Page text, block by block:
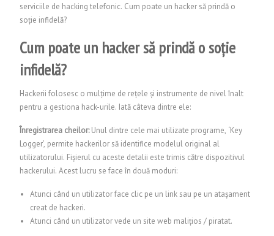
serviciile de hacking telefonic. Cum poate un hacker să prindă o
soție infidelă?
Cum poate un hacker să prindă o soție
infidelă?
Hackerii folosesc o mulțime de rețele și instrumente de nivel înalt
pentru a gestiona hack-urile. Iată câteva dintre ele:
Înregistrarea cheilor:Unul dintre cele mai utilizate programe, ‘Key
Logger’, permite hackerilor să identifice modelul original al
utilizatorului. Fișierul cu aceste detalii este trimis către dispozitivul
hackerului. Acest lucru se face în două moduri:
Atunci când un utilizator face clic pe un link sau pe un atașament
creat de hackeri.
Atunci când un utilizator vede un site web malițios / piratat.